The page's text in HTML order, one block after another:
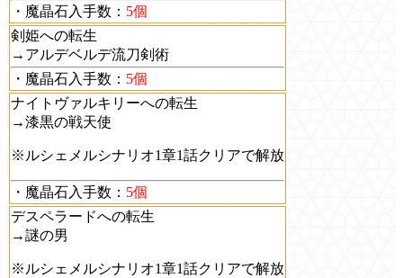
・魔晶石入手数： 5個
剣姫への転生
→アルデベルデ流刀剣術
・魔晶石入手数： 5個
ナイトヴァルキリーへの転生
→漆黒の戦天使
※ルシェメルシナリオ1章1話クリアで解放
・魔晶石入手数： 5個
デスペラードへの転生
→謎の男
※ルシェメルシナリオ1章1話クリアで解放